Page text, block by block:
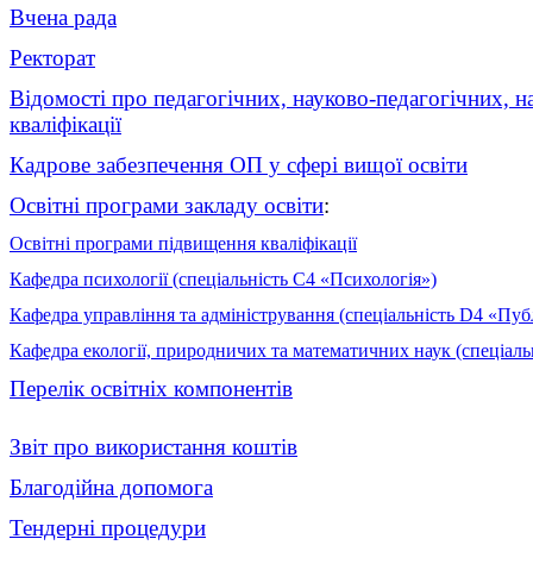
Вчена рада
Ректорат
Відомості про педагогічних, науково-педагогічних,
кваліфікації
Кадрове забезпечення ОП у сфері вищої освіти
Освітні програми закладу освіти:
Освітні програми підвищення кваліфікації
Кафедра психології (спеціальність C4 «Психологія»)
Кафедра управління та адміністрування (спеціальність D4
Кафедра екології, природничих та математичних наук
Перелік освітніх компонентів
Звіт про використання коштів
Благодійна допомога
Тендерні процедури